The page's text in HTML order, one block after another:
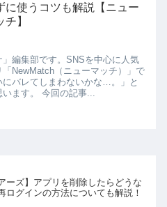
に使うコツも解説【ニュー
チ】
編集部です。SNSを中心に人気
NewMatch（ニューマッチ）」で
バレてしまわないかな…。」と
ます。 今回の記事...
ーズ】アプリを削除したらどうな
ログインの方法についても解説！